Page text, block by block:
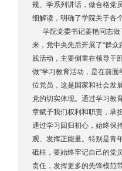
规、学系列讲话，做合格党
细解读，明确了学院关于各
学院党委书记姜艳同志做
来，党中央先后开展了“群众
践活动，主要侧重在领导干
做”学习教育活动，是在前
位党员，这是国家和社会发
党的切实体现。通过学习教
章赋予我们权利和职责，承
通过学习回归初心，始终保
观、发挥正能量。特别是青
砥柱，要始终牢记自己的党
责任，发挥更多的先锋模范